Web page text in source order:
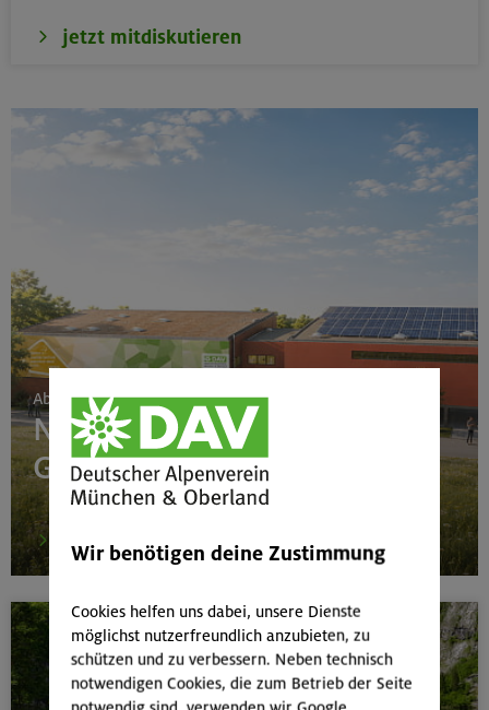
22./23.08.26
Bouldern für Einsteiger indoor
jetzt mitdiskutieren
Ab 24. Juni 2026
Neubau Boulderhalle
Gilching
mehr
Wir benötigen deine Zustimmung
Cookies helfen uns dabei, unsere Dienste
möglichst nutzerfreundlich anzubieten, zu
schützen und zu verbessern. Neben technisch
notwendigen Cookies, die zum Betrieb der Seite